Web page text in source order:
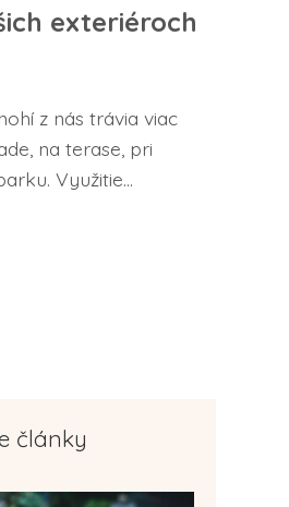
exteriéroch
z nás trávia viac
na terase, pri
Využitie...
články